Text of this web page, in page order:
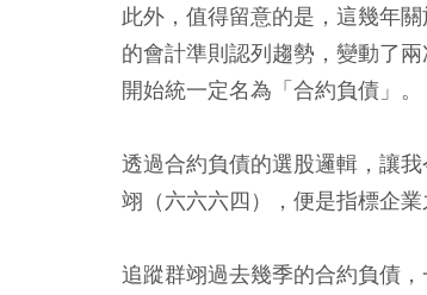
此外，值得留意的是，這幾年
的會計準則認列趨勢，變動了
開始統一定名為「合約負債」。
透過合約負債的選股邏輯，讓
翊（六六六四），便是指標企業
追蹤群翊過去幾季的合約負債